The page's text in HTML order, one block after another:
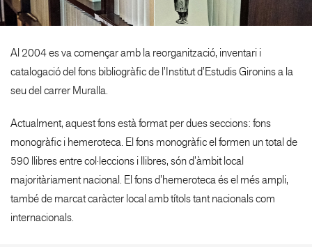
Al 2004 es va començar amb la reorganització, inventari i
catalogació del fons bibliogràfic del’Institut d’Estudis Gironins a la
seu del carrer Muralla.
Actualment, aquest fons està format per dues seccions: fons
monogràfic i hemeroteca. El fonsmonogràfic el formen un total de
590 llibres entre col·leccions i llibres, són d’àmbit local
majoritàriament nacional. El fons d’hemeroteca és el més ampli,
també de marcat caràcter localamb títols tant nacionals com
internacionals.